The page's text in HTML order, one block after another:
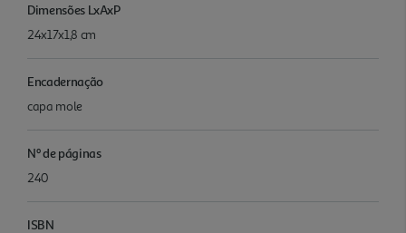
Dimensões LxAxP
24x17x1,8 cm
Encadernação
capa mole
Nº de páginas
240
ISBN